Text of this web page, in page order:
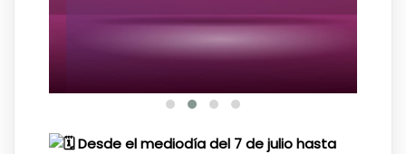
Desde el mediodía del 7 de julio hasta